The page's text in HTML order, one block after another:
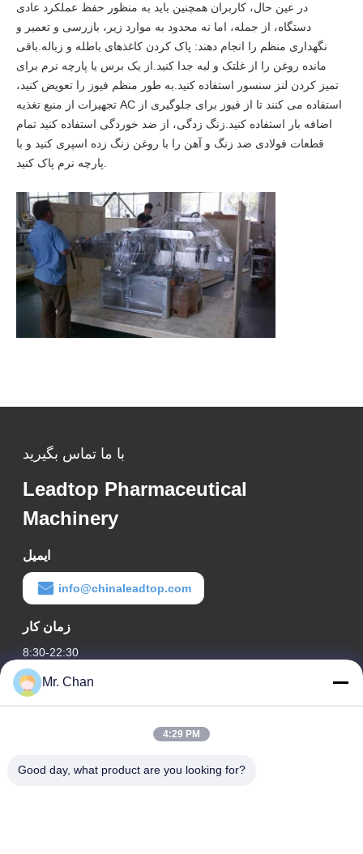
در عین حال، کاربران همچنین باید به منظور حفظ عملکرد عادی
دستگاه، از جمله، اما نه محدود به موارد زیر، بازرسی و تعمیر و
نگهداری منظم را انجام دهند: پاک کردن کاغذهای باطله و زباله.باقی
مانده روغن را از غلتک و لبه جدا کنید.از یک برس یا پارچه نرم برای
تمیز کردن لنز سنسور استفاده کنید.به طور منظم فیوز را تعویض کنید،
تجهیزات از منبع تغذیه AC استفاده می کنند تا از فیوز برای جلوگیری از
اضافه بار استفاده کنید.زنگ زدگی، از ضد خوردگی استفاده کنید تمام
قطعات فولادی ضد زنگ و آهن را با روغن زنگ زده اسپری کنید و با
پارچه نرم پاک کنید.
با ما تماس بگیرید
Leadtop Pharmaceutical
Machinery
ایمیل
info@chinaleadtop.com
زمان کار
8:30-22:30
آدرس ما
Mr. Chan
4:29 PM
Good day, what product are you looking for?